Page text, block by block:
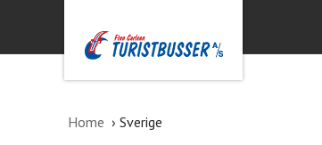
Home Sverige